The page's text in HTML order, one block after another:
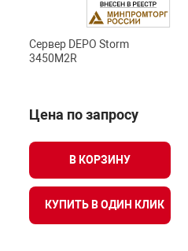
Сервер DEPO Storm
3450M2R
Цена по запросу
В КОРЗИНУ
КУПИТЬ В ОДИН КЛИК